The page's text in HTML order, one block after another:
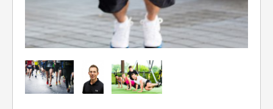
Relax
Cestování
Gurmán